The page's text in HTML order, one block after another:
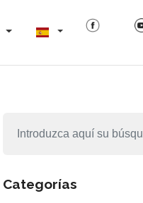
Categorías